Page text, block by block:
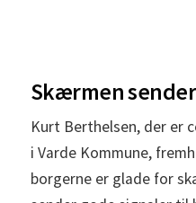
Skærmen
Kurt Berthelsen, der er
i Varde Kommune,
borgerne er glade for